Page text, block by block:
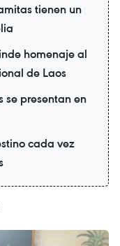
tienen un
homenaje al
de Laos
se presentan en
cada vez